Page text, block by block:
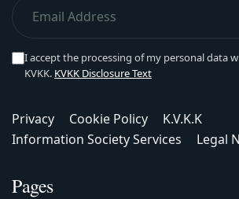
I accept the processing of my personal data
KVKK. KVKK Disclosure Text
Privacy Cookie Policy
K.V.K.K
Information Society Services
Legal
Pages